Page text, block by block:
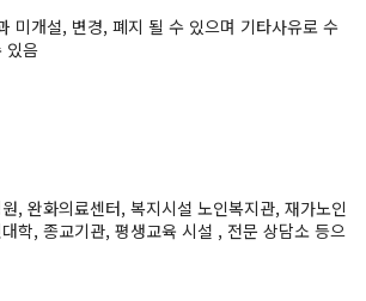
미개설, 변경, 폐지 될 수 있으며 기타사유로 수
있음
, 완화의료센터, 복지시설 노인복지관, 재가노인
학, 종교기관, 평생교육 시설 , 전문 상담소 등으